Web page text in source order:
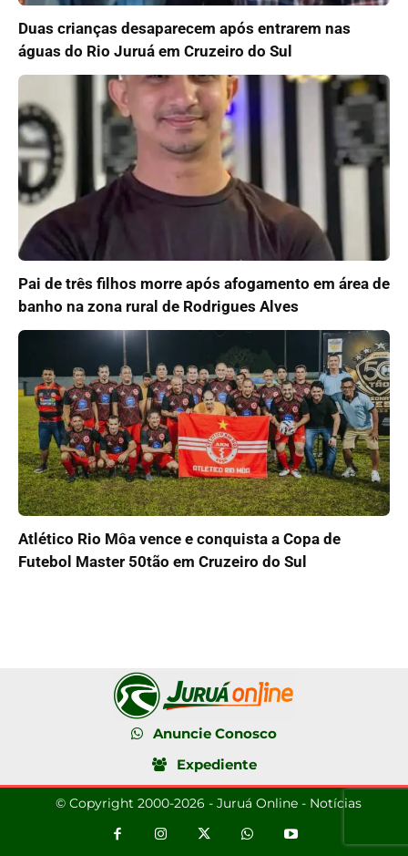
Duas crianças desaparecem após entrarem nas
águas do Rio Juruá em Cruzeiro do Sul
Pai de três filhos morre após afogamento em área de
banho na zona rural de Rodrigues Alves
Atlético Rio Môa vence e conquista a Copa de
Futebol Master 50tão em Cruzeiro do Sul
Anuncie Conosco
Expediente
© Copyright 2000-2026 - Juruá Online - Notícias